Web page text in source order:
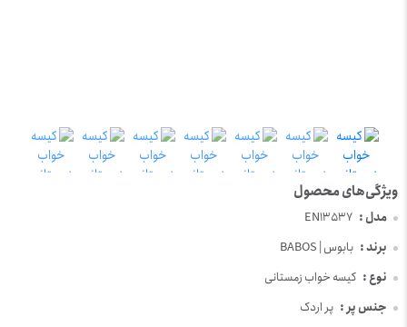
مدل : EN13537
برند : BABOS | بابوس
نوع : کیسه خواب زمستانی
جنس پر : پر اردک